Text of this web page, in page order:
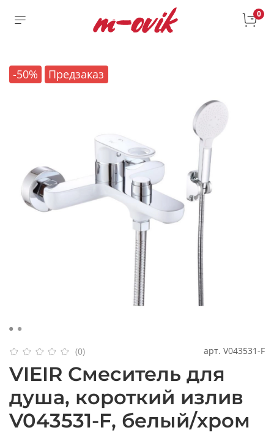
0
-50% Предзаказ
(0) арт. V043531-F
VIEIR Смеситель для
душа, короткий излив
V043531-F, белый/хром